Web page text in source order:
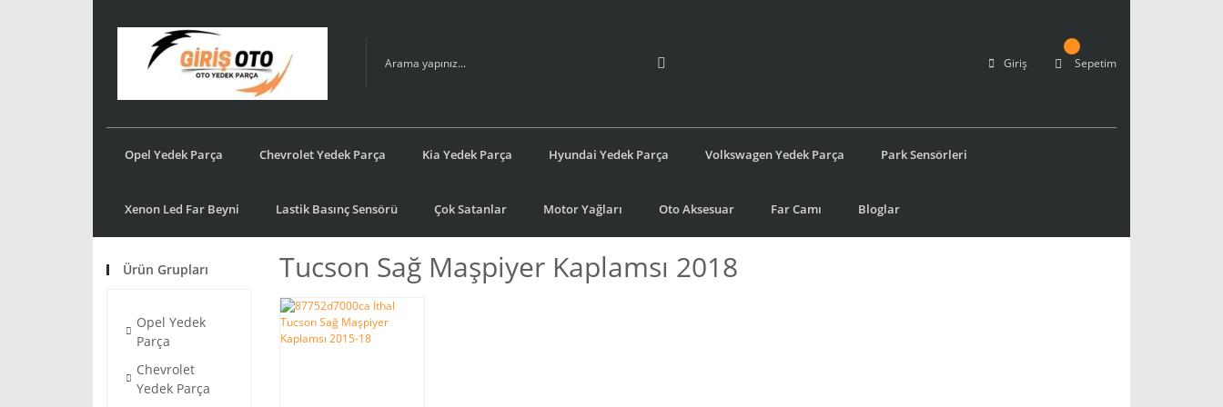
Giriş Sepetim
Opel Yedek Parça Chevrolet Yedek Parça Kia Yedek Parça Hyundai Yedek Parça Volkswagen Yedek Parça Park Sensörleri
Xenon Led Far Beyni Lastik Basınç Sensörü Çok Satanlar Motor Yağları Oto Aksesuar Far Camı Bloglar
Ürün Grupları
Opel Yedek
Parça
Chevrolet
Yedek Parça
Tucson Sağ Maşpiyer Kaplamsı 2018